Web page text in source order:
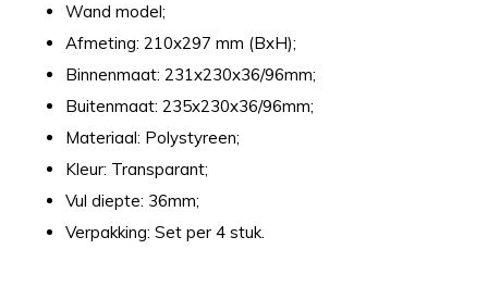
Wand model;
Afmeting: 210x297 mm (BxH);
Binnenmaat: 231x230x36/96mm;
Buitenmaat: 235x230x36/96mm;
Materiaal: Polystyreen;
Kleur: Transparant;
Vul diepte: 36mm;
Verpakking: Set per 4 stuk.